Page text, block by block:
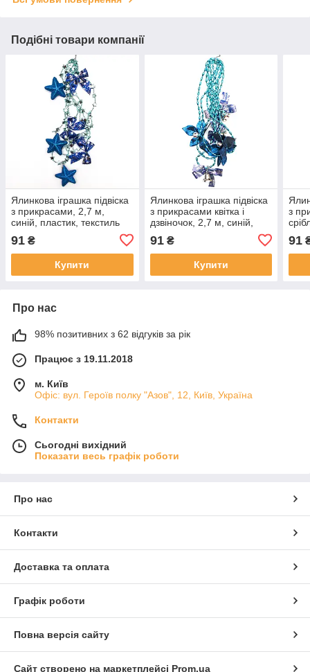
Подібні товари компанії
Ялинкова іграшка підвіска
з прикрасами, 2,7 м,
синій, пластик, текстиль
91 ₴
Купити
Ялинкова іграшка підвіска
з прикрасами квітка і
дзвіночок, 2,7 м, синій,
91₴
Купити
з
91
Про нас
98% позитивних з 62 відгуків за рік
Працює з 19.11.2018
м. Київ
Офіс: вул. Героїв полку "Азов", 12, Київ, Україна
Контакти
Сьогодні вихідний
Показати весь графік роботи
Про нас
Контакти
Доставка та оплата
Графік роботи
Повна версія сайту
Сайт створено на маркетплейсі Prom.ua